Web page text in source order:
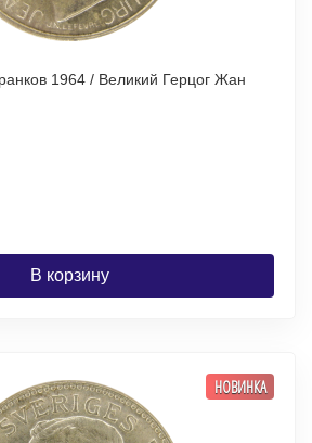
1964 / Великий Герцог Жан
В корзину
НОВИНКА